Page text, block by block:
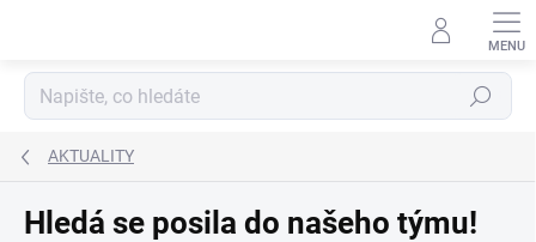
Hledat
AKTUALITY
Hledá se posila do našeho týmu!